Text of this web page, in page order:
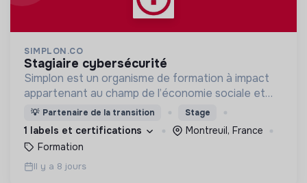
SIMPLON.CO
stagiaire cybersécurité
Simplon est un organisme de formation à impact
appartenant au champ de l’économie sociale et
solidaire.
💡 Partenaire de la transition Stage
1 labels et certifications
Montreuil, France
Formation
Il y a 8 jours